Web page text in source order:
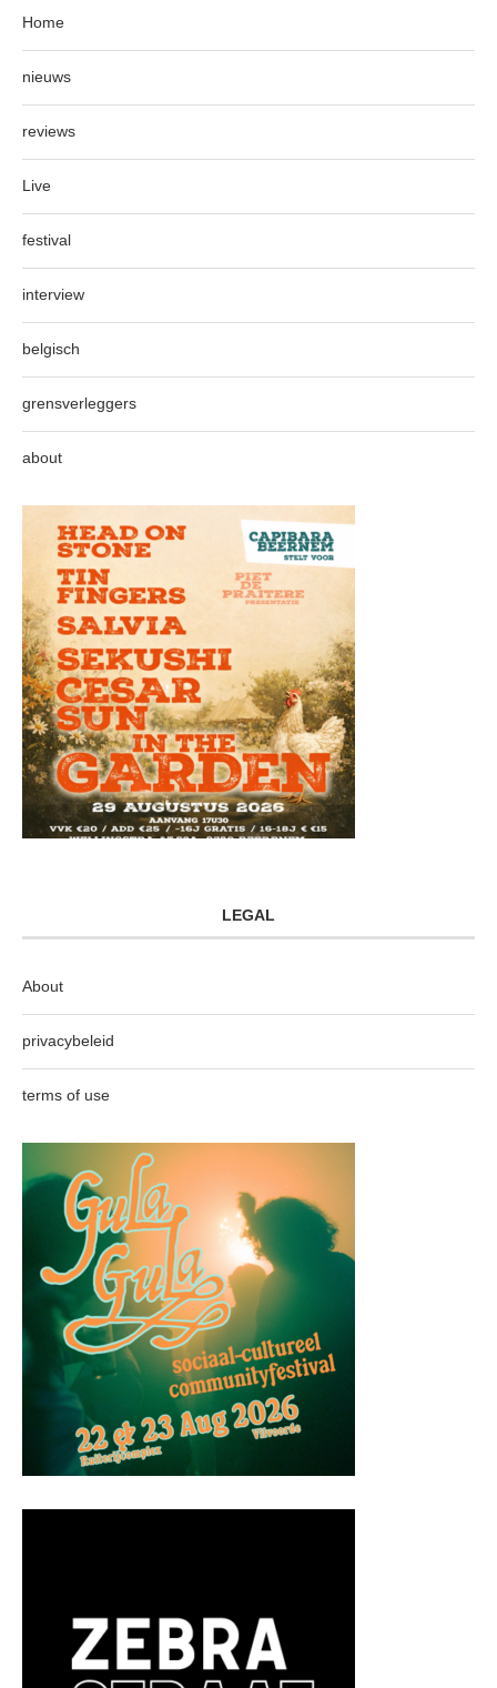
Home
nieuws
reviews
Live
festival
interview
belgisch
grensverleggers
about
LEGAL
About
privacybeleid
terms of use